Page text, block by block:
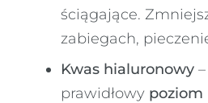
ściągające.
zabiegach,
Kwas hialuronowy
prawidłowy poziom